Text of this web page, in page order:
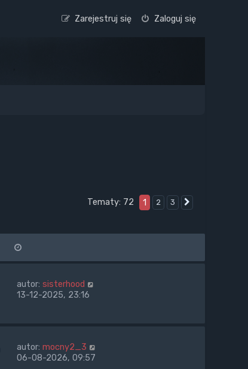
Zaloguj się
Zarejestruj się
Tematy: 72 1 2 3
autor: sisterhood
13-12-2025, 23:16
autor: mocny2_3
06-08-2026, 09:57